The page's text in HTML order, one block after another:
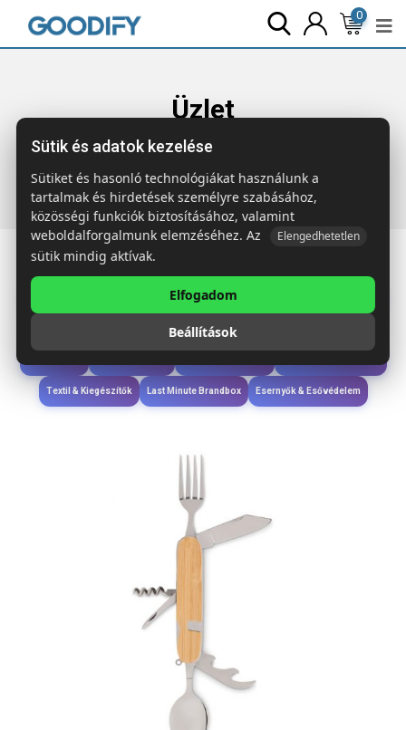
0
Üzlet
Főoldal Termékek Étkezés & Ivás
kemping készlet
Étkezés & Ivás
Wellness & Ápolás
Textil & Kiegészítők Last Minute Brandbox Esernyők & Esővédelem
Sütik és adatok kezelése
Sütiket és hasonló technológiákat használunk a
tartalmak és hirdetések személyre szabásához,
közösségi funkciók biztosításához, valamint
weboldalforgalmunk elemzéséhez. Az
Elengedhetetlen
sütik mindig aktívak.
Elfogadom
Beállítások